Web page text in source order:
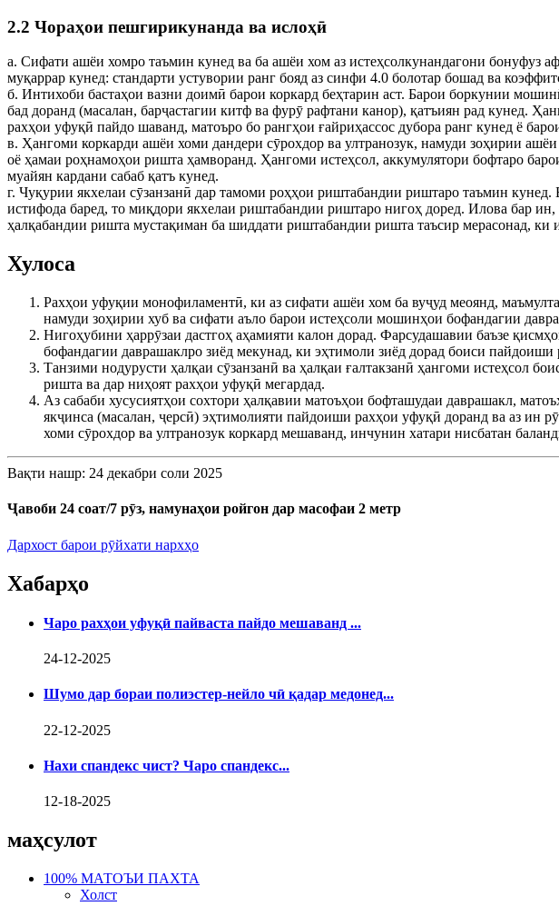
2.2 Чораҳои пешгирикунанда ва ислоҳӣ
а. Сифати ашёи хомро таъмин кунед ва ба ашёи хом аз истеҳсолкунандагони бонуфуз
муқаррар кунед: стандарти устувории ранг бояд аз синфи 4.0 болотар бошад ва
б. Интихоби бастаҳои вазни доимӣ барои коркард беҳтарин аст. Барои боркунии
бад доранд (масалан, барҷастагии китф ва фурӯ рафтани канор), қатъиян рад кунед.
рахҳои уфуқӣ пайдо шаванд, матоъро бо рангҳои ғайриҳассос дубора ранг кунед ё
в. Ҳангоми коркарди ашёи хоми дандери сӯрохдор ва ултранозук, намуди зоҳирии
оё ҳамаи роҳнамоҳои ришта ҳамворанд. Ҳангоми истеҳсол, аккумулятори бофтаро
муайян кардани сабаб қатъ кунед.
г. Чуқурии якхелаи сӯзанзанӣ дар тамоми роҳҳои риштабандии риштаро таъмин
истифода баред, то миқдори якхелаи риштабандии риштаро нигоҳ доред. Илова бар
ҳалқабандии ришта мустақиман ба шиддати риштабандии ришта таъсир мерасонад, ки
Хулоса
Рахҳои уфуқии монофиламентӣ, ки аз сифати ашёи хом ба вуҷуд меоянд,
намуди зоҳирии хуб ва сифати аъло барои истеҳсоли мошинҳои бофандагии
Нигоҳубини ҳаррӯзаи дастгоҳ аҳамияти калон дорад. Фарсудашавии баъзе
бофандагии даврашаклро зиёд мекунад, ки эҳтимоли зиёд дорад боиси пайдоиши
Танзими нодурусти ҳалқаи сӯзанзанӣ ва ҳалқаи ғалтакзанӣ ҳангоми истеҳсол
ришта ва дар ниҳоят рахҳои уфуқӣ мегардад.
Аз сабаби хусусиятҳои сохтори ҳалқавии матоъҳои бофташудаи даврашакл,
якҷинса (масалан, ҷерсӣ) эҳтимолияти пайдоиши рахҳои уфуқӣ доранд ва аз ин
хоми сӯрохдор ва ултранозук коркард мешаванд, инчунин хатари нисбатан
Вақти нашр: 24 декабри соли 2025
Ҷавоби 24 соат/7 рӯз, намунаҳои ройгон дар масофаи 2 метр
Дархост барои рӯйхати нархҳо
Хабарҳо
Чаро рахҳои уфуқӣ пайваста пайдо мешаванд ...
24-12-2025
Шумо дар бораи полиэстер-нейло чӣ қадар медонед...
22-12-2025
Нахи спандекс чист? Чаро спандекс...
12-18-2025
маҳсулот
100% МАТОЪИ ПАХТА
Холст